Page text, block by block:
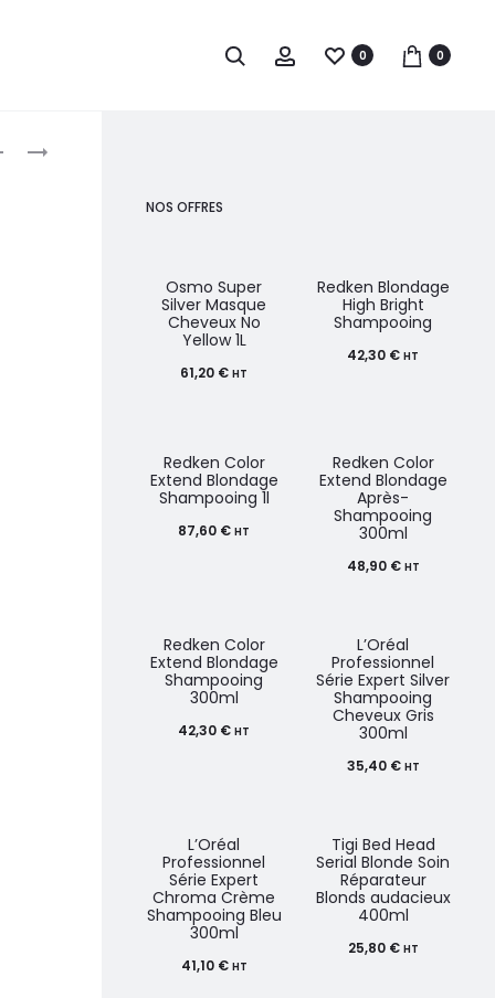
0 0
navigation
OSMO
OLAPLEX
NOS OFFRES
Osmo Super
Silver Masque
Cheveux No
Yellow 1L
61,20 € HT
Redken Blondage
High Bright
Shampooing
42,30 € HT
Redken Color
Extend Blondage
Shampooing 1l
87,60 € HT
Redken Color
Extend Blondage
Après-
Shampooing
300ml
48,90 € HT
Redken Color
Extend Blondage
Shampooing
300ml
42,30 € HT
L’Oréal
Professionnel
Série Expert Silver
Shampooing
Cheveux Gris
300ml
35,40 € HT
L’Oréal
Professionnel
Série Expert
Chroma Crème
Shampooing Bleu
300ml
41,10 € HT
Tigi Bed Head
Serial Blonde Soin
Réparateur
Blonds audacieux
400ml
25,80 € HT